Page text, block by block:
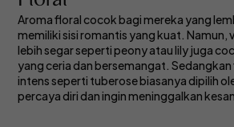
Aroma floral cocok bagi mereka yang
memiliki sisi romantis yang kuat. Namun,
lebih segar seperti peony atau lily juga
yang ceria dan bersemangat.
intens seperti tuberose biasanya dipilih
percaya diri dan ingin meninggalkan